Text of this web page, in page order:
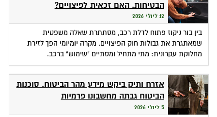
הבטיחות. האם זכאית לפיצויים?
12 ליולי 2026
בין בור ניקוז פתוח לדלת רכב, מסתתרת שאלה משפטית
שמאתגרת את גבולות חוק הפיצויים. מקרה יומיומי הפך לזירת
מחלוקת עקרונית: מתי מתחיל ומסתיים "שימוש" ברכב.
אזרח ותיק ביקש מידע מהר הביטוח. סוכנות
הביטוח גבתה מחשבונו פרמיות
5 ליולי 2026